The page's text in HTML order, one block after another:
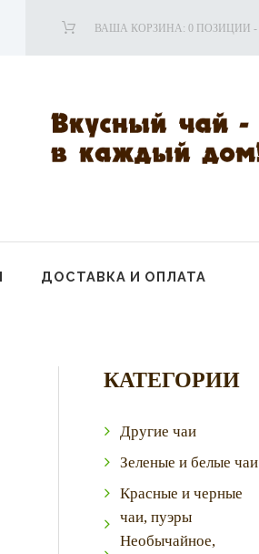
ВАША КОРЗИНА: 0 ПОЗИЦИИ -
ДОСТАВКА И ОПЛАТА
КАТЕГОРИИ
Другие чаи
Зеленые и белые чаи
Красные и черные
чаи, пуэры
Необычайное,